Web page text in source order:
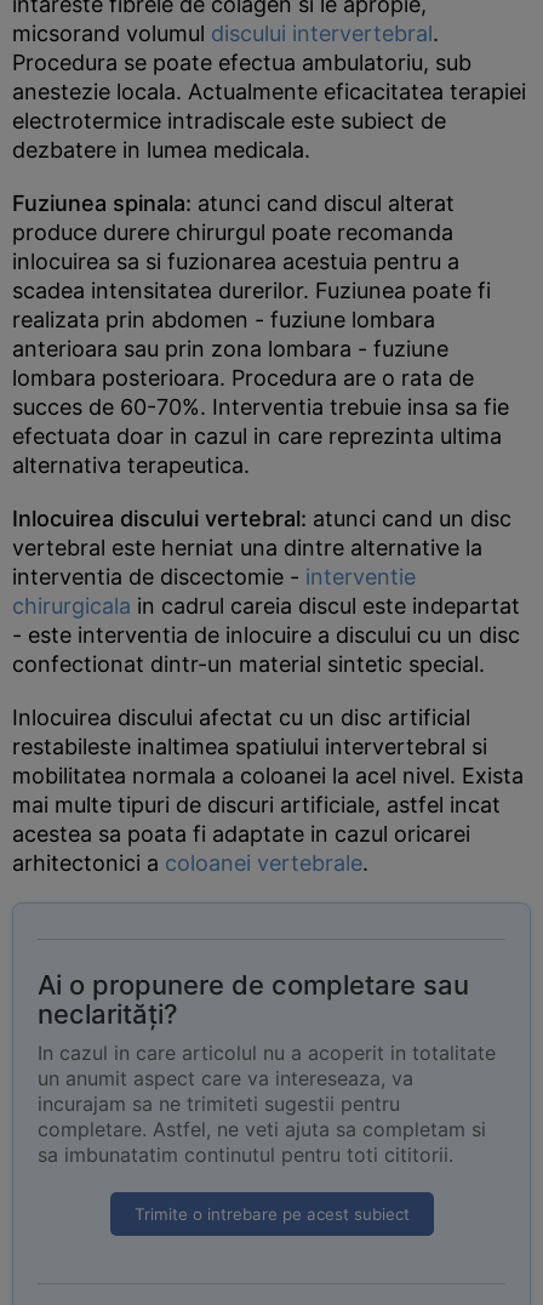
micsorand volumul discului intervertebral.
Procedura se poate efectua ambulatoriu, sub
anestezie locala. Actualmente eficacitatea terapiei
electrotermice intradiscale este subiect de
dezbatere in lumea medicala.
Fuziunea spinala: atunci cand discul alterat
produce durere chirurgul poate recomanda
inlocuirea sa si fuzionarea acestuia pentru a
scadea intensitatea durerilor. Fuziunea poate fi
realizata prin abdomen - fuziune lombara
anterioara sau prin zona lombara - fuziune
lombara posterioara. Procedura are o rata de
succes de 60-70%. Interventia trebuie insa sa fie
efectuata doar in cazul in care reprezinta ultima
alternativa terapeutica.
Inlocuirea discului vertebral: atunci cand un disc
vertebral este herniat una dintre alternative la
interventia de discectomie - interventie
chirurgicala in cadrul careia discul este indepartat
- este interventia de inlocuire a discului cu un disc
confectionat dintr-un material sintetic special.
Inlocuirea discului afectat cu un disc artificial
restabileste inaltimea spatiului intervertebral si
mobilitatea normala a coloanei la acel nivel. Exista
mai multe tipuri de discuri artificiale, astfel incat
acestea sa poata fi adaptate in cazul oricarei
arhitectonici a coloanei vertebrale.
Ai o propunere de completare sau
neclarități?
In cazul in care articolul nu a acoperit in totalitate
un anumit aspect care va intereseaza, va
incurajam sa ne trimiteti sugestii pentru
completare. Astfel, ne veti ajuta sa completam si
sa imbunatatim continutul pentru toti cititorii.
Trimite o intrebare pe acest subiect